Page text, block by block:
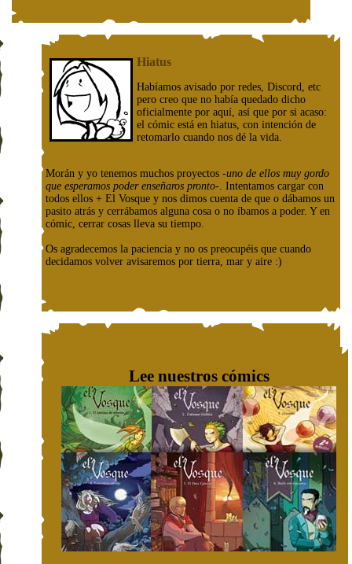
Hiatus
Habíamos avisado por redes, Discord, etc
pero creo que no había quedado dicho
oficialmente por aquí, así que por si acaso:
el cómic está en hiatus, con intención de
retomarlo cuando nos dé la vida.
Morán y yo tenemos muchos proyectos -uno de ellos muy gordo
que esperamos poder enseñaros pronto- . Intentamos cargar con
todos ellos + El Vosque y nos dimos cuenta de que o dábamos un
pasito atrás y cerrábamos alguna cosa o no íbamos a poder. Y en
cómic, cerrar cosas lleva su tiempo.
Os agradecemos la paciencia y no os preocupéis que cuando
decidamos volver avisaremos por tierra, mar y aire :)
Lee nuestros cómics